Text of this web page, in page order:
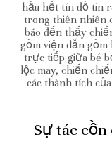
hầu hết tín đồ tin
trong thiên nhiên
báo đến thấy
gồm viện dẫn gồm
trực tiếp giữa bé
lộc may, chiến
các thành tích
Sự tác